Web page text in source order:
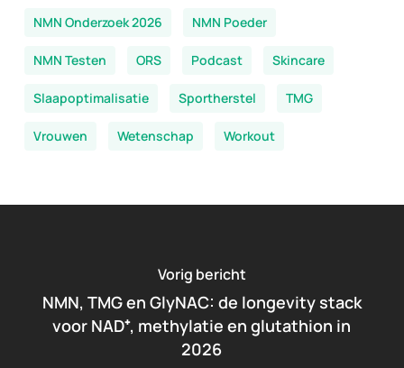
NMN Onderzoek 2026 NMN Poeder
NMN Testen ORS Podcast Skincare
Slaapoptimalisatie Sportherstel TMG
Vrouwen Wetenschap Workout
Vorig bericht
NMN, TMG en GlyNAC: de longevity stack
voor NAD⁺, methylatie en glutathion in
2026